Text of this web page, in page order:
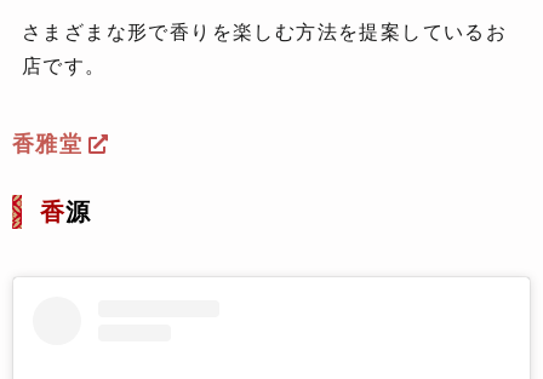
さまざまな形で香りを楽しむ方法を提案しているお
店です。
香雅堂
香源